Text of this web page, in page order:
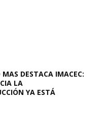
DESTACA IMACEC:
LA
YA ESTÁ